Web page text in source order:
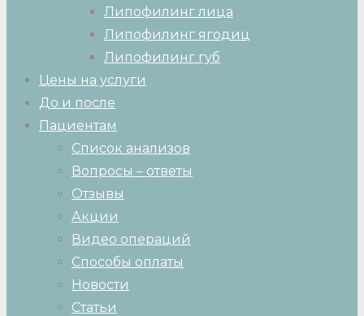
Липофилинг лица
Липофилинг ягодиц
Липофилинг губ
Цены на услуги
До и после
Пациентам
Список анализов
Вопросы – ответы
Отзывы
Акции
Видео операций
Способы оплаты
Новости
Статьи